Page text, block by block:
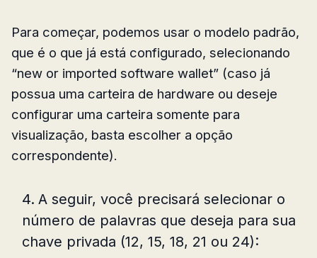
Para começar, podemos usar o modelo padrão,
que é o que já está configurado, selecionando
“new or imported software wallet” (caso já
possua uma carteira de hardware ou deseje
configurar uma carteira somente para
visualização, basta escolher a opção
correspondente).
A seguir, você precisará selecionar o
número de palavras que deseja para sua
chave privada (12, 15, 18, 21 ou 24):